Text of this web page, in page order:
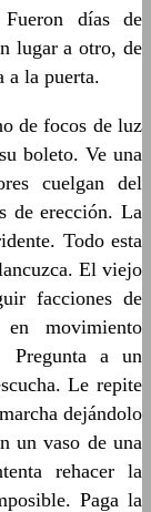
días de
lugar a otro, de
a la puerta.
de focos de luz
boleto. Ve una
cuelgan del
de erección. La
Todo esta
El viejo
facciones de
movimiento
Pregunta a un
Le repite
dejándolo
un vaso de una
rehacer la
Paga la